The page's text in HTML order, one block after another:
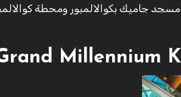
جاميك بكوالالمبور ومحطة